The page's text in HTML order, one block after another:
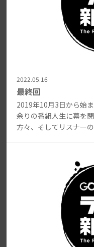
2022.05.16
最終回
2019年10月3日から始
余りの番組人生に幕を
方々、そしてリスナー